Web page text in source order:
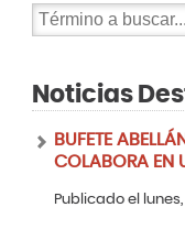
Noticias
BUFETE
COLABORA EN
Publicado el lunes,